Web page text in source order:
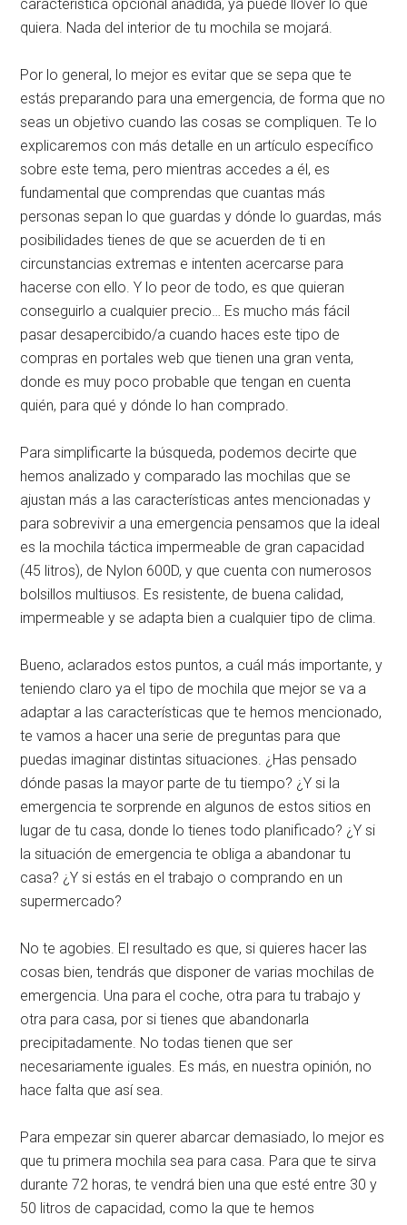
característica opcional añadida, ya puede llover lo que
quiera. Nada del interior de tu mochila se mojará.
Por lo general, lo mejor es evitar que se sepa que te
estás preparando para una emergencia, de forma que no
seas un objetivo cuando las cosas se compliquen. Te lo
explicaremos con más detalle en un artículo específico
sobre este tema, pero mientras accedes a él, es
fundamental que comprendas que cuantas más
personas sepan lo que guardas y dónde lo guardas, más
posibilidades tienes de que se acuerden de ti en
circunstancias extremas e intenten acercarse para
hacerse con ello. Y lo peor de todo, es que quieran
conseguirlo a cualquier precio… Es mucho más fácil
pasar desapercibido/a cuando haces este tipo de
compras en portales web que tienen una gran venta,
donde es muy poco probable que tengan en cuenta
quién, para qué y dónde lo han comprado.
Para simplificarte la búsqueda, podemos decirte que
hemos analizado y comparado las mochilas que se
ajustan más a las características antes mencionadas y
para sobrevivir a una emergencia pensamos que la ideal
es la mochila táctica impermeable de gran capacidad
(45 litros), de Nylon 600D, y que cuenta con numerosos
bolsillos multiusos. Es resistente, de buena calidad,
impermeable y se adapta bien a cualquier tipo de clima.
Bueno, aclarados estos puntos, a cuál más importante, y
teniendo claro ya el tipo de mochila que mejor se va a
adaptar a las características que te hemos mencionado,
te vamos a hacer una serie de preguntas para que
puedas imaginar distintas situaciones. ¿Has pensado
dónde pasas la mayor parte de tu tiempo? ¿Y si la
emergencia te sorprende en algunos de estos sitios en
lugar de tu casa, donde lo tienes todo planificado? ¿Y si
la situación de emergencia te obliga a abandonar tu
casa? ¿Y si estás en el trabajo o comprando en un
supermercado?
No te agobies. El resultado es que, si quieres hacer las
cosas bien, tendrás que disponer de varias mochilas de
emergencia. Una para el coche, otra para tu trabajo y
otra para casa, por si tienes que abandonarla
precipitadamente. No todas tienen que ser
necesariamente iguales. Es más, en nuestra opinión, no
hace falta que así sea.
Para empezar sin querer abarcar demasiado, lo mejor es
que tu primera mochila sea para casa. Para que te sirva
durante 72 horas, te vendrá bien una que esté entre 30 y
50 litros de capacidad, como la que te hemos